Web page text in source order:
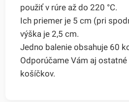
použiť v rúre až do 220 °C.
Ich priemer je 5 cm (pri
výška je 2,5 cm.
Jedno balenie obsahuje 60
Odporúčame Vám aj
košíčkov.